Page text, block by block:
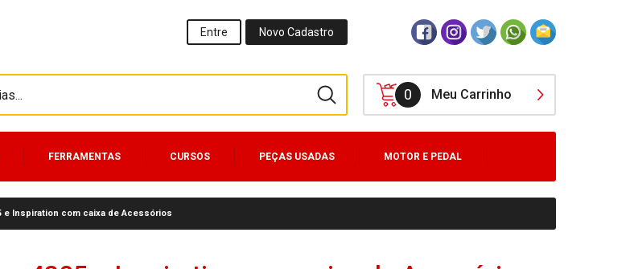
Entre Novo Cadastro
0 Meu Carrinho
FERRAMENTAS CURSOS PEÇAS USADAS MOTOR E PEDAL
e Inspiration com caixa de Acessórios